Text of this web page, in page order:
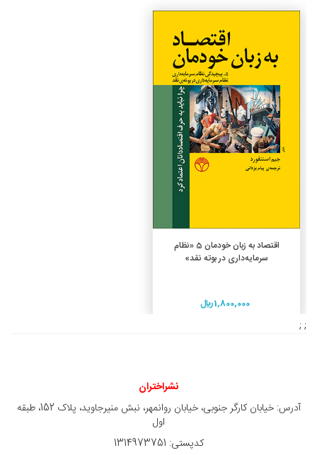
افزودن به سبد خریداقتصاد به زبان خودمان 5 «نظام
سرمایه‌داری در بوته نقد»
1,800,000 ريال
; ;
نشراختران
آدرس: خیابان کارگر جنوبی، خیابان روانمهر، نبش منیرجاوید، پلاک 152، طبقه
اول
کدپستی: 1314973751